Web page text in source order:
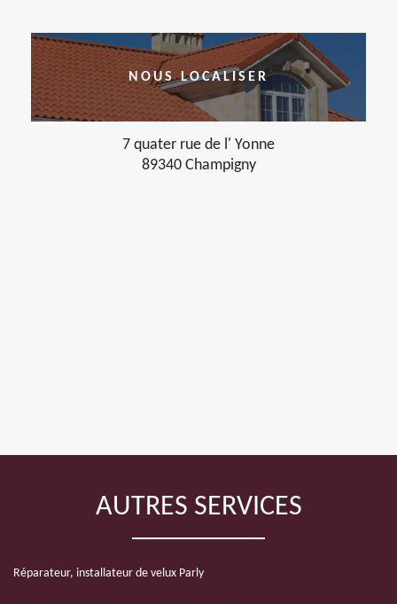
NOUS LOCALISER
7 quater rue de l' Yonne
89340 Champigny
AUTRES SERVICES
Réparateur, installateur de velux Parly